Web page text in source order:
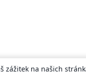
zážitek na našich